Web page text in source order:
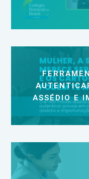
ASSÉDIO E